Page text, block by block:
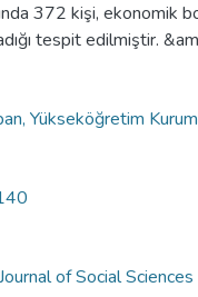
372 kişi, ekonomik
tespit edilmiştir.
Yükseköğretim
of Social